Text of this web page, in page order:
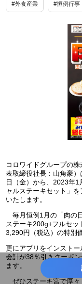
#外食産業 #恒例行事
コロワイドグループの
表取締役社長：山角豪
日（金）から、2023年
ャルステーキセット」
いたします。
毎月恒例1月の「肉の
ステーキ200g+フルセ
3,290円（税込）の特別
更にアプリをインスト
会計が38％引きクーポ
ます。
ぜひステーキ宮で厚々